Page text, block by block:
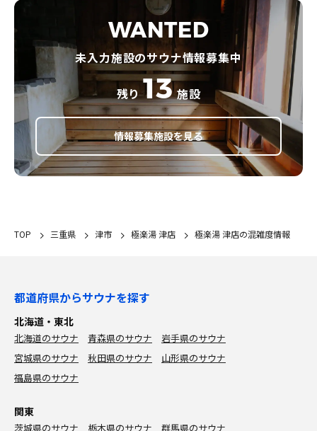
WANTED
未入力施設のサウナ情報募集中
残り 13 施設
情報募集施設を見る
TOP 三重県 津市 極楽湯 津店 極楽湯 津店の混雑度情報
都道府県からサウナを探す
北海道・東北
北海道のサウナ 青森県のサウナ
岩手県のサウナ
宮城県のサウナ
秋田県のサウナ
山形県のサウナ
福島県のサウナ
関東
茨城県のサウナ 栃木県のサウナ
群馬県のサウナ